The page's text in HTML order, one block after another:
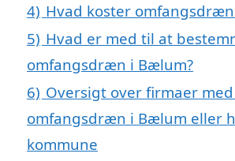
4) Hvad koster
5) Hvad er med til at
omfangsdræn i Bælum?
6) Oversigt over firmaer
omfangsdræn i Bælum eller
kommune